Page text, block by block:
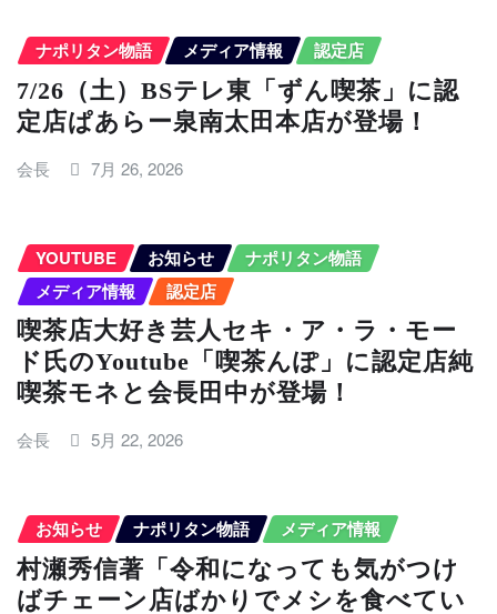
ナポリタン物語 メディア情報 認定店
7/26（土）BSテレ東「ずん喫茶」に認
定店ぱあらー泉南太田本店が登場！
会長 7月 26, 2026
YOUTUBE お知らせ
ナポリタン物語
メディア情報
認定店
喫茶店大好き芸人セキ・ア・ラ・モー
ド氏のYoutube「喫茶んぽ」に認定店純
喫茶モネと会長田中が登場！
会長 5月 22, 2026
お知らせ ナポリタン物語 メディア情報
村瀬秀信著「令和になっても気がつけ
ばチェーン店ばかりでメシを食べてい